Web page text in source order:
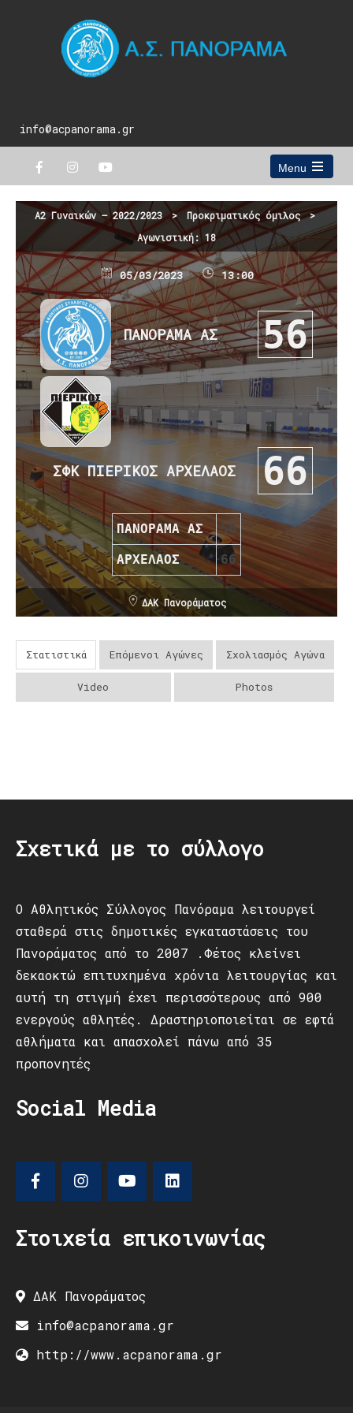
info@acpanorama.gr
Menu
Open
main
menu
Α2 Γυναικών – 2022/2023 > Προκριματικός όμιλος
>
Αγωνιστική: 18
05/03/2023 13:00
ΠΑΝΟΡΑΜΑ ΑΣ 56
ΣΦΚ ΠΙΕΡΙΚΟΣ ΑΡΧΕΛΑΟΣ 66
ΠΑΝΟΡΑΜΑ ΑΣ 56
ΑΡΧΕΛΑΟΣ 66
ΔΑΚ Πανοράματος
Στατιστικά Επόμενοι Αγώνες Σχολιασμός Αγώνα
Video Photos
Σχετικά με το σύλλογο
Ο Αθλητικός Σύλλογος Πανόραμα λειτουργεί
σταθερά στις δημοτικές εγκαταστάσεις του
Πανοράματος από το 2007 .Φέτος κλείνει
δεκαοκτώ επιτυχημένα χρόνια λειτουργίας και
αυτή τη στιγμή έχει περισσότερους από 900
ενεργούς αθλητές. Δραστηριοποιείται σε εφτά
αθλήματα και απασχολεί πάνω από 35
προπονητές
Social Media
Στοιχεία επικοινωνίας
ΔΑΚ Πανοράματος
info@acpanorama.gr
http://www.acpanorama.gr